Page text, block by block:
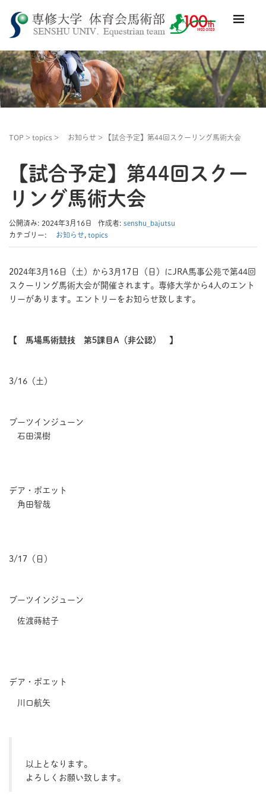
TOP > topics > お知らせ > 【試合予定】第44回スクーリング馬術大会
【試合予定】第44回スクー
リング馬術大会
公開済み: 2024年3月16日 作成者: senshu_bajutsu
カテゴリー:
お知らせ topics
2024年3月16日（土）から3月17日（日）にJRA馬事公苑で第44回
スクーリング馬術大会が開催されます。専修大学から4人のエント
リーがあります。エントリーをお知らせ致します。
【 馬場馬術競技 第5課目A（非公認） 】
3/16（土）
ブーツインジューン
石田滉樹
デア・ポエット
角田智哉
3/17（日）
ブーツインジューン
佐渡蒔結子
デア・ポエット
川口航矢
以上となります。
よろしくお願い致します。